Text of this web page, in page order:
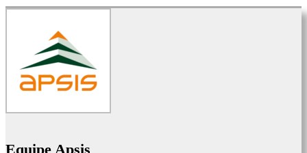
Equipe Apsis